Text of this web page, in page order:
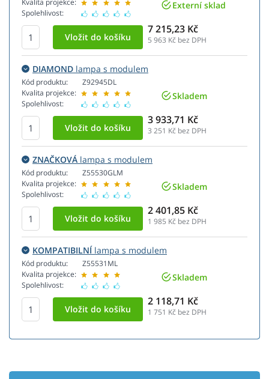
Kvalita projekce:
Spolehlivost:
Externí sklad
7 215,23 Kč
5 963 Kč bez DPH
DIAMOND lampa s modulem
Kód produktu:
Kvalita projekce:
Spolehlivost:
Z92945DL
Skladem
3 933,71 Kč
3 251 Kč bez DPH
ZNAČKOVÁ lampa s modulem
Kód produktu:
Kvalita projekce:
Spolehlivost:
Z55530GLM
Skladem
2 401,85 Kč
1 985 Kč bez DPH
KOMPATIBILNÍlampa s modulem
Kód produktu:
Kvalita projekce:
Spolehlivost:
Z55531ML
Skladem
2 118,71 Kč
1 751 Kč bez DPH